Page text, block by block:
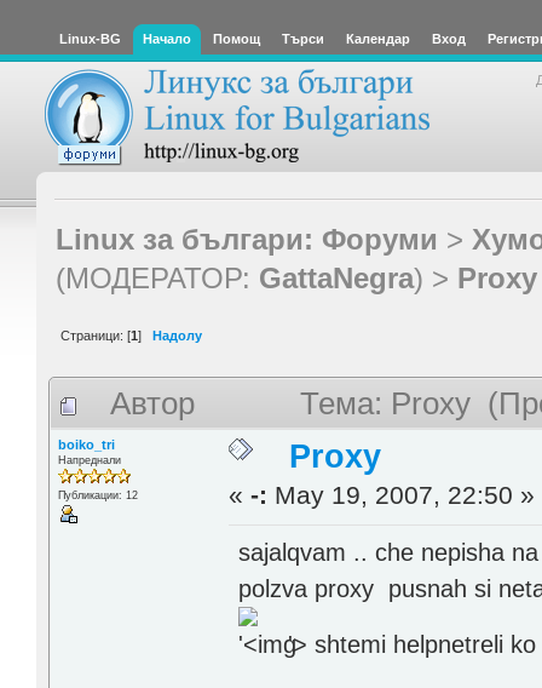
Linux-BG Начало Помощ Търси Календар Вход
Linux за българи: Форуми >
(МОДЕРАТОР: GattaNegra) > Proxy
Страници: [1] Надолу
Автор Тема: Proxy
boiko_tri
Напреднали
Публикации: 12
Proxy
«-: May 19, 2007, 22:50 »
sajalqvam .. che nepisha
polzva proxy pusnah si
'> shtemi helpnetreli